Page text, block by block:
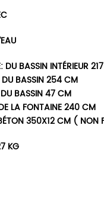
DU BASSIN INTÉRIEUR
DU BASSIN 254 CM
BASSIN 47 CM
LA FONTAINE 240 CM
350X12 CM ( NON
KG
connectés ayant